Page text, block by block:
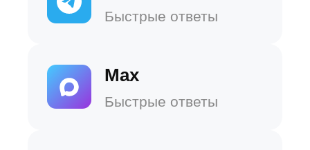
Быстрые ответы
Max
Быстрые ответы